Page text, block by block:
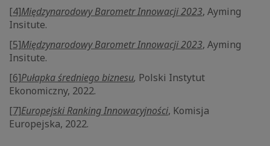
[4]Międzynarodowy Barometr Innowacji 2023, Ayming
Insitute.
[5]Międzynarodowy Barometr Innowacji 2023, Ayming
Insitute.
[6]Pułapka średniego biznesu, Polski Instytut
Ekonomiczny, 2022.
[7]Europejski Ranking Innowacyjności, Komisja
Europejska, 2022.